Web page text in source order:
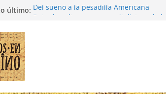
último: Del sueño a la pesadilla Americana